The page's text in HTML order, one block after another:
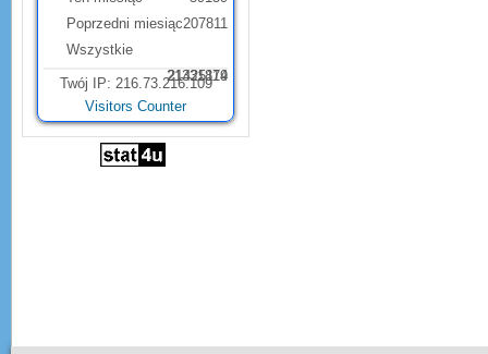
Poprzedni miesiąc
Wszystkie
21331879
207811
21425114
Twój IP: 216.73.216.109
Visitors Counter